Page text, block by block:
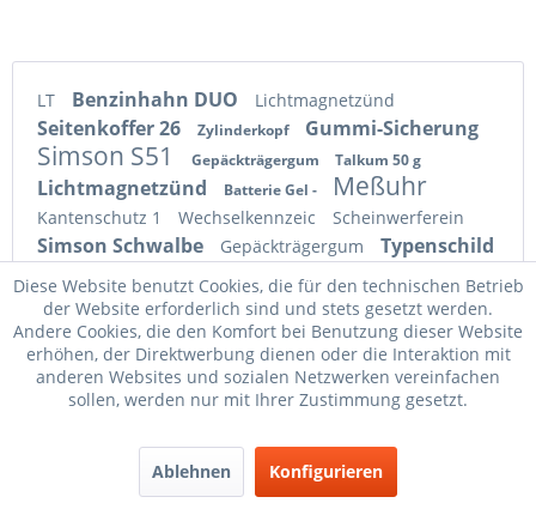
LT Benzinhahn DUO Lichtmagnetzünd
Seitenkoffer 26 Zylinderkopf Gummi-Sicherung
Simson S51 Gepäckträgergum Talkum 50 g
Lichtmagnetzünd Batterie Gel - Meßuhr
Kantenschutz 1 Wechselkennzeic Scheinwerferein
Simson Schwalbe Gepäckträgergum
Typenschild
Motor lackiert Lichtmagnetzünd Kennzeichenunte
Simson Hupe 12V Seitengepäckträ
Umrüstsatz Nabentachoantri Plastikmutter
VAPE-3 SET 4x Zündkerzenbürst
Service Hotline
Diese Website benutzt Cookies, die für den technischen Betrieb
der Website erforderlich sind und stets gesetzt werden.
Andere Cookies, die den Komfort bei Benutzung dieser Website
erhöhen, der Direktwerbung dienen oder die Interaktion mit
anderen Websites und sozialen Netzwerken vereinfachen
sollen, werden nur mit Ihrer Zustimmung gesetzt.
Ablehnen Konfigurieren